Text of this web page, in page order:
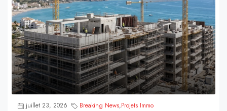
juillet 23, 2026 Breaking News,Projets Immo